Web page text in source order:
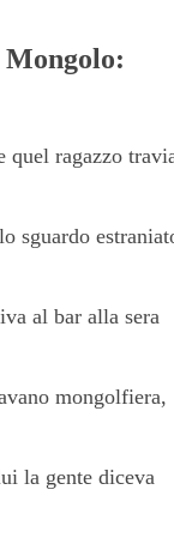
quel ragazzo
sguardo
al bar alla sera
mongolfiera,
la gente diceva